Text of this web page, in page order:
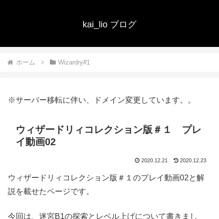
kai_lio ブログ
ホーム Wizardry#1
※サーバー移転に伴い、ドメイン変更しています。。
ウィザードリィコレクション版＃１ プレ
イ動画02
2020.12.21 2020.12.23
ウィザードリィコレクション版＃１のプレイ動画02と解
説を載せたページです。
今回は、迷宮B1の探索とレベル上げについて書きまし